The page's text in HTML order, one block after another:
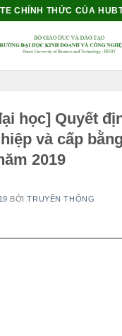
CHÍNH THỨC CỦA
học] Quyết
và cấp
2019
BỞITRUYỀN THÔNG